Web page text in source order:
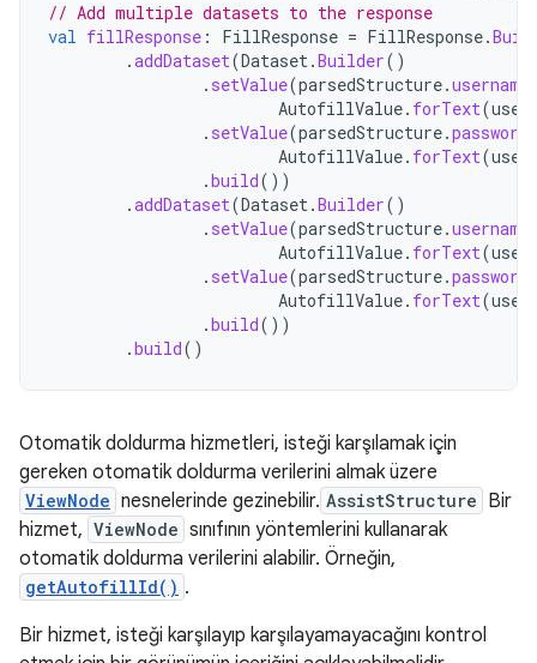
// Add multiple datasets to the response
val fillResponse : FillResponse = FillResponse.
.addDataset(Dataset.Builder()
. setValue(parsedStructure.
AutofillValue. forText(
. setValue(parsedStructure.
AutofillValue. forText(
.build())
.addDataset(Dataset.Builder()
. setValue(parsedStructure.
AutofillValue. forText(
. setValue(parsedStructure.
AutofillValue. forText(
.build())
.build()
Otomatik doldurma hizmetleri, isteği karşılamak için
gereken otomatik doldurma verilerini almak üzere
ViewNode nesnelerinde gezinebilir. AssistStructure Bir
hizmet, ViewNode sınıfının yöntemlerini kullanarak
otomatik doldurma verilerini alabilir. Örneğin,
getAutofillId() .
Bir hizmet, isteği karşılayıp karşılayamayacağını kontrol